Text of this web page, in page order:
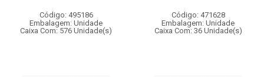
Código: 495186
Embalagem: Unidade
Caixa Com: 576 Unidade(s)
Código: 471628
Embalagem: Unidade
Caixa Com: 36 Unidade(s)